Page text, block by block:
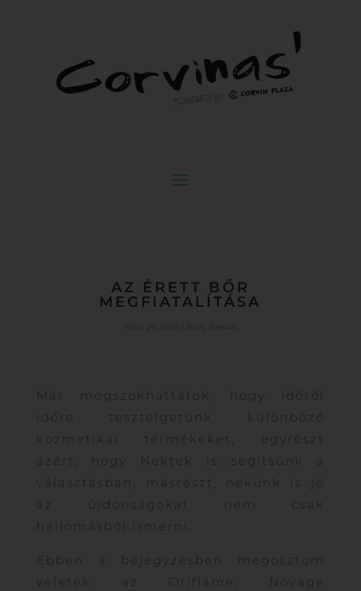
AZ ÉRETT BŐR
MEGFIATALÍTÁSA
Blog Beauty
Már megszokhattátok, hogy időről
időre tesztelgetünk különböző
kozmetikai termékeket, egyrészt
azért, hogy Nektek is segítsünk a
választásban, másrészt, nekünk is jó
az újdonságokat nem csak
hallomásból ismerni.
Ebben a bejegyzésben megosztom
veletek az Oriflame, Novage